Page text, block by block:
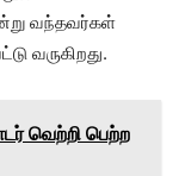
வந்தவர்கள்
வருகிறது.
வெற்றி பெற்ற